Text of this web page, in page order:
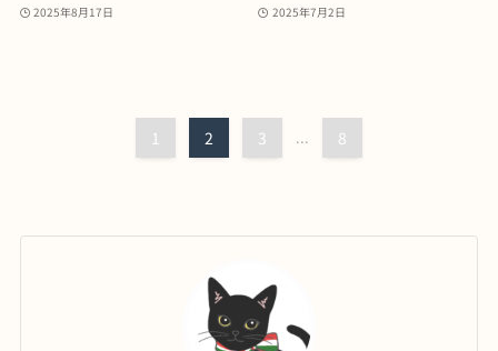
2025年8月17日 2025年7月2日
1 2 3 ... 8